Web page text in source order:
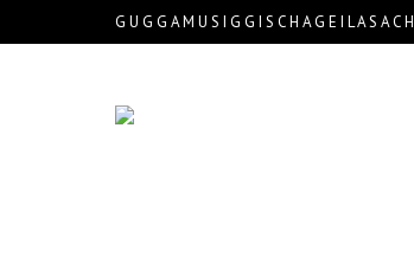
G U G G A M U S I G G I S C H A G E I L A S A C H